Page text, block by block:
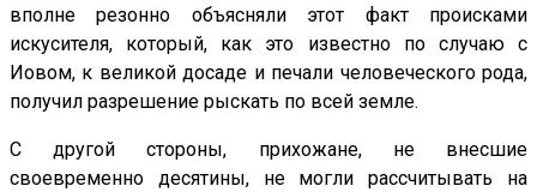
вполне резонно объясняли этот факт происками
искусителя, который, как это известно по случаю с
Иовом, к великой досаде и печали человеческого рода,
получил разрешение рыскать по всей земле.
С другой стороны, прихожане, не внесшие
своевременно десятины, не могли рассчитывать на